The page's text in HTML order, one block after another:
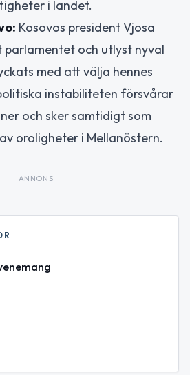
i landet.
Kosovos president Vjosa
parlamentet och utlyst nyval
med att välja hennes
instabiliteten försvårar
och sker samtidigt som
oroligheter i Mellanöstern.
ANNONS